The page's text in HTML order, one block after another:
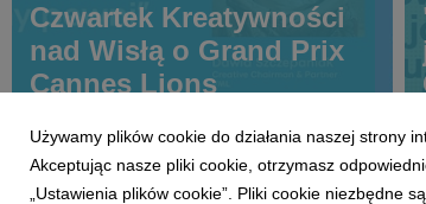
Czwartek Kreatywności
nad Wisłą o Grand Prix
Cannes Lions
Używamy plików cookie do działania naszej strony
Akceptując nasze pliki cookie, otrzymasz
„Ustawienia plików cookie”. Pliki cookie